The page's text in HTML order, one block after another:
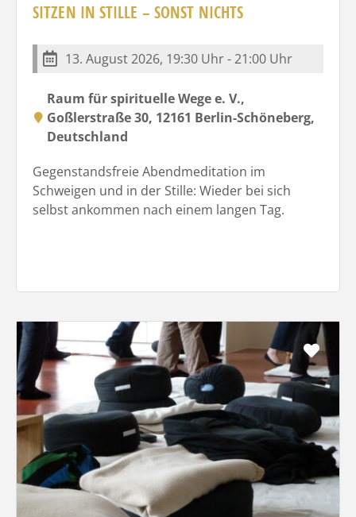
SITZEN IN STILLE – SONST NICHTS
13. August 2026, 19:30 Uhr - 21:00 Uhr
Raum für spirituelle Wege e. V.,
Goßlerstraße 30, 12161 Berlin-Schöneberg,
Deutschland
Gegenstandsfreie Abendmeditation im
Schweigen und in der Stille: Wieder bei sich
selbst ankommen nach einem langen Tag.